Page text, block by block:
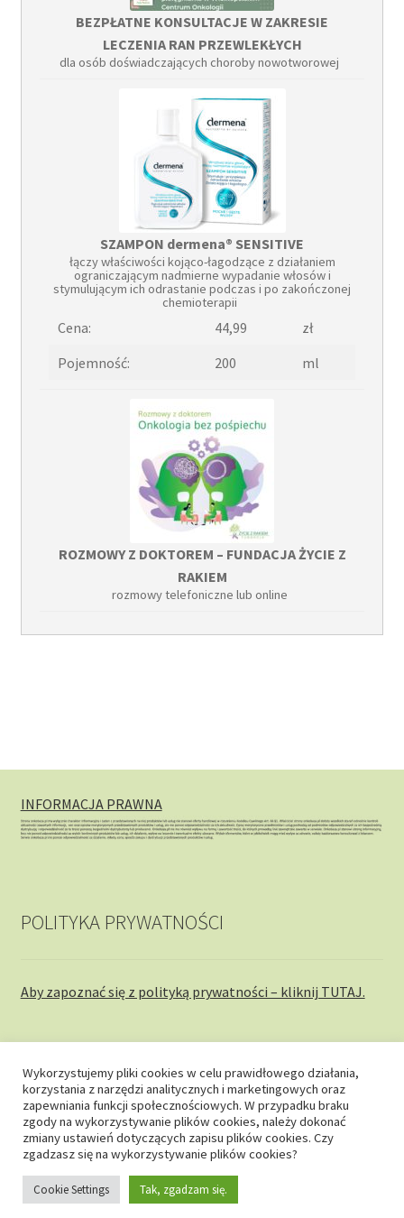
BEZPŁATNE KONSULTACJE W ZAKRESIE
LECZENIA RAN PRZEWLEKŁYCH
dla osób doświadczających choroby nowotworowej
SZAMPON dermena® SENSITIVE
łączy właściwości kojąco-łagodzące z działaniem
ograniczającym nadmierne wypadanie włosów i
stymulującym ich odrastanie podczas i po zakończonej
chemioterapii
Cena: 44,99
zł
Pojemność:
200 ml
ROZMOWY Z DOKTOREM – FUNDACJA ŻYCIE Z
RAKIEM
rozmowy telefoniczne lub online
INFORMACJA PRAWNA
POLITYKA PRYWATNOŚCI
Aby zapoznać się z polityką prywatności – kliknij TUTAJ.
© onkobaza.pl 2026
Stworzone z WooCommerce.
Wykorzystujemy pliki cookies w celu prawidłowego działania,
korzystania z narzędzi analitycznych i marketingowych oraz
zapewniania funkcji społecznościowych. W przypadku braku
zgody na wykorzystywanie plików cookies, należy dokonać
zmiany ustawień dotyczących zapisu plików cookies. Czy
zgadzasz się na wykorzystywanie plików cookies?
Cookie Settings Tak, zgadzam się.